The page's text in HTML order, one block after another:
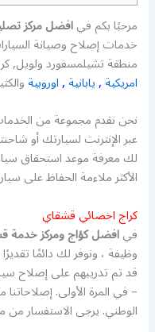
مرحبًا بكم فيافضل مركز
خدمات إصلاح وصيانة
منطقة تشيلمسفورد ولويل,
امريكية,يابانية,اوروبية
نحن نقدم مجموعة من
عبر الإنترنت لسيارتك أو
لك معرفة موعد استحقاق
الأكثر ملاءمة الحفاظ
كراج اخصائي قشقاي
فيافضل كؤاج ومركز خدمة
وظيفة ، ونوفر لك دائمًا
قد تم تدريبهم على إصلاح
– في المرة الأولى.
الوطني. يرجى الاستفسار